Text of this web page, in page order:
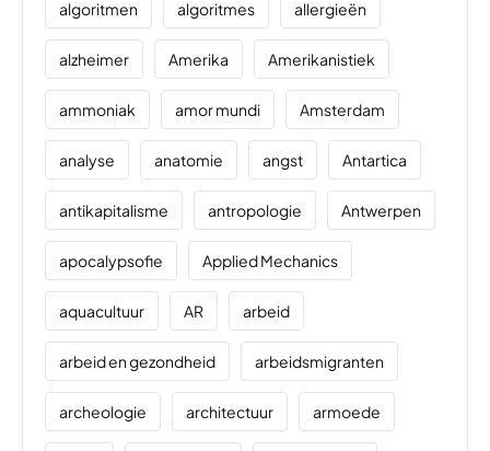
algoritmen algoritmes allergieën
alzheimer Amerika Amerikanistiek
ammoniak amor mundi Amsterdam
analyse anatomie angst Antartica
antikapitalisme antropologie Antwerpen
apocalypsofie Applied Mechanics
aquacultuur AR arbeid
arbeid en gezondheid arbeidsmigranten
archeologie architectuur armoede